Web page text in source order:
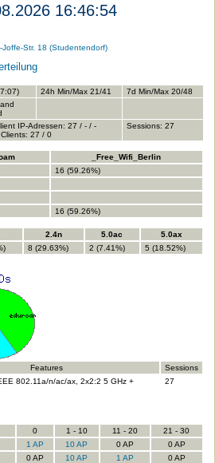
16:46:54
Joffe-Str. 18 (Studentendorf)
24h Min/Max 21/41
7d Min/Max 20/48
IP-Adressen: 27 / - / -
27 / 0
Sessions: 27
_Free_Wifi_Berlin
16 (59.26%)
16 (59.26%)
2.4n 5.0ac
5.0ax
8 (29.63%) 2 (7.41%) 5 (18.52%)
Features
Sessions
802.11a/n/ac/ax, 2x2:2 5 GHz +
27
0 1 - 10 11 - 20
21 - 30
1 AP 10 AP 0 AP
0 AP
0 AP 10 AP 1 AP
0 AP